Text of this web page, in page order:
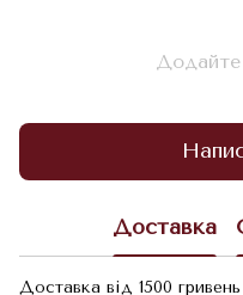
Додайте
Доставка
Доставка від 1500